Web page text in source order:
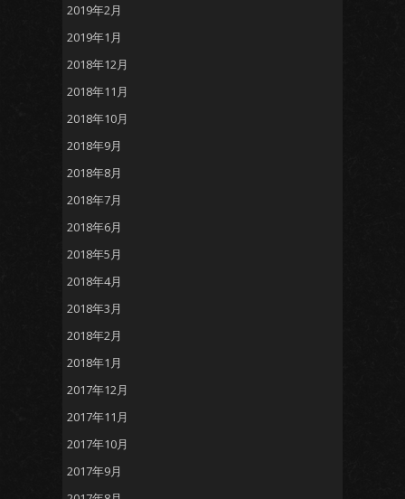
2019年2月
2019年1月
2018年12月
2018年11月
2018年10月
2018年9月
2018年8月
2018年7月
2018年6月
2018年5月
2018年4月
2018年3月
2018年2月
2018年1月
2017年12月
2017年11月
2017年10月
2017年9月